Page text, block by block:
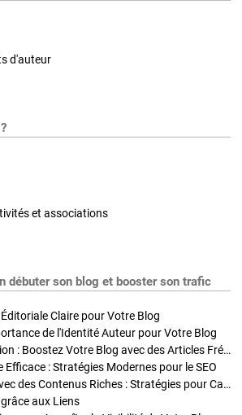
d'auteur
et associations
débuter son blog et booster son trafic
Claire pour Votre Blog
de l'Identité Auteur pour Votre Blog
Stratégies de Publication : Boostez Votre Blog avec des Articles Fréquents et Exclusifs
Efficace : Stratégies Modernes pour le SEO
Enrichir Vos Articles avec des Contenus Riches : Stratégies pour Captiver et Optimiser
aux Liens